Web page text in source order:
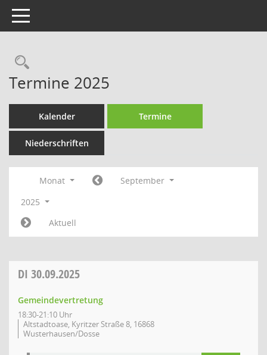
Toggle navigation
Rechercheauswahl
Termine 2025
Kalender Termine
Niederschriften
Monat
September
2025
Aktuell
DI 30.09.2025
Gemeindevertretung
18:30-21:10 Uhr
Altstadtoase, Kyritzer Straße 8, 16868
Wusterhausen/Dosse